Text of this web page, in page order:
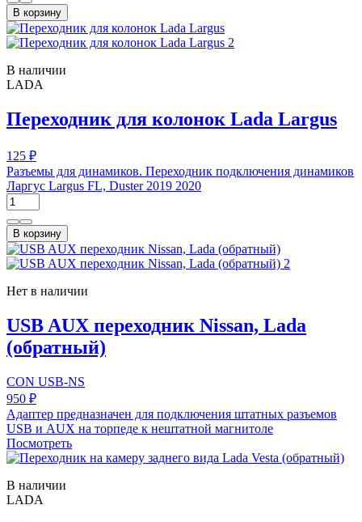
В корзину
В наличии
LADA
Переходник для колонок Lada Largus
125 ₽
Разъемы для динамиков. Переходник подключения динамиков
Ларгус Largus FL, Duster 2019 2020
В корзину
Нет в наличии
USB AUX переходник Nissan, Lada
(обратный)
CON USB-NS
950 ₽
Адаптер предназначен для подключения штатных разъемов
USB и AUX на торпеде к нештатной магнитоле
Посмотреть
В наличии
LADA